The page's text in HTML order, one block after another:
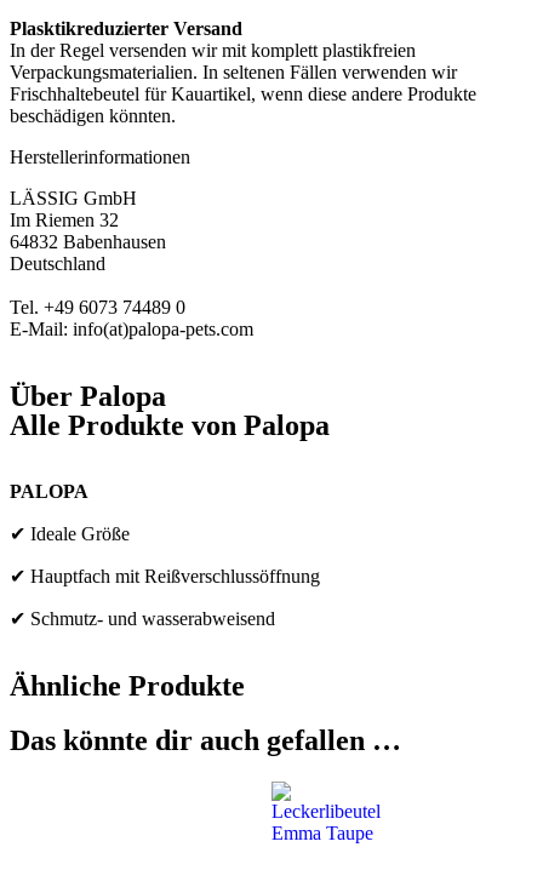
Plasktikreduzierter Versand
In der Regel versenden wir mit komplett plastikfreien
Verpackungsmaterialien. In seltenen Fällen verwenden wir
Frischhaltebeutel für Kauartikel, wenn diese andere Produkte
beschädigen könnten.
Herstellerinformationen
LÄSSIG GmbH
Im Riemen 32
64832 Babenhausen
Deutschland
Tel. +49 6073 74489 0
E-Mail: info(at)palopa-pets.com
Über Palopa
Alle Produkte von Palopa
PALOPA
✔ Ideale Größe
✔ Hauptfach mit Reißverschlussöffnung
✔ Schmutz- und wasserabweisend
Ähnliche Produkte
Das könnte dir auch gefallen …